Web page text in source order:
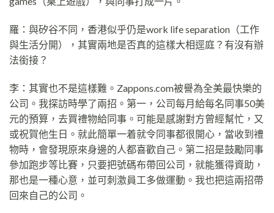
羅：與矽谷不同，香港似乎仍是work life separation（工作
與生活分開），其實兩地是否真的這樣大相逕庭？有沒有辦
法銜接？
李：其實也不是這樣難。Zappons.com被譽為全美最快樂的
公司。我探訪時學了兩招。第一，公司每月給每名同事50美
元的預算，去買禮物給同事。可能是感謝對方曾經幫忙，又
或祝賀他生日。就此簡單一着就令同事都很開心，當收到禮
物時，會發現原來身邊的人都喜歡自己。第二招是鼓勵同事
參加跑步等比賽，只要把號碼布帶回公司，就能獲得資助，
那也是一種心意，並可刺激員工多做運動。我也把這兩招帶
回來自己的公司。